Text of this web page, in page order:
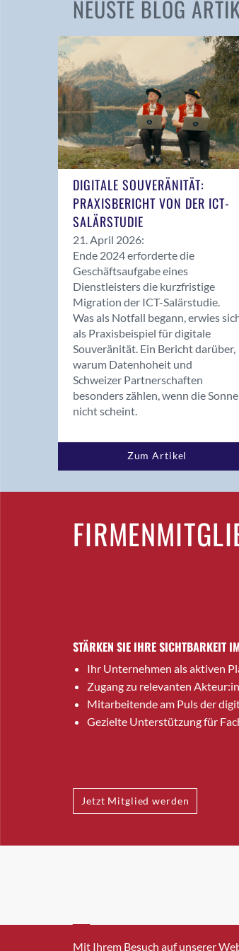
NEUSTE BLOG
DIGITALE SOUVERÄNITÄT:
PRAXISBERICHT VON DER ICT-
SALÄRSTUDIE
21. April 2026:
Ende 2024 erforderte die
Geschäftsaufgabe eines
Dienstleisters die kurzfristige
Migration der ICT-Salärstudie.
Was als Notfall begann, erwies
als Praxisbeispiel für digitale
Souveränität. Ein Bericht darüber,
warum Datenhoheit und
Schweizer Partnerschaften
besonders zählen, wenn die Sonne
nicht scheint.
Zum Artikel
STÄRKEN SIE IHRE SICHTBARKEIT
Ihr Unternehmen als aktiven
Zugang zu relevanten
Mitarbeitende am Puls der
Gezielte Unterstützung für
Jetzt Mitglied werden
INFO@SWISSICT.CH
Mit Ihrem Besuch auf unserer